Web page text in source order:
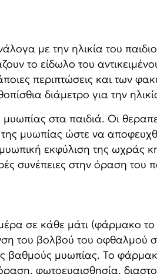
με την ηλικία του
το είδωλο του
περιπτώσεις και των
διάμετρο για την
στα παιδιά. Οι
μυωπίας ώστε να
εκφύλιση της ωχράς
συνέπειες στην όραση του
σε κάθε μάτι (φάρμακο
του βολβού του οφθαλμού
βαθμούς μυωπίας. Το
φωτοευαισθησία,